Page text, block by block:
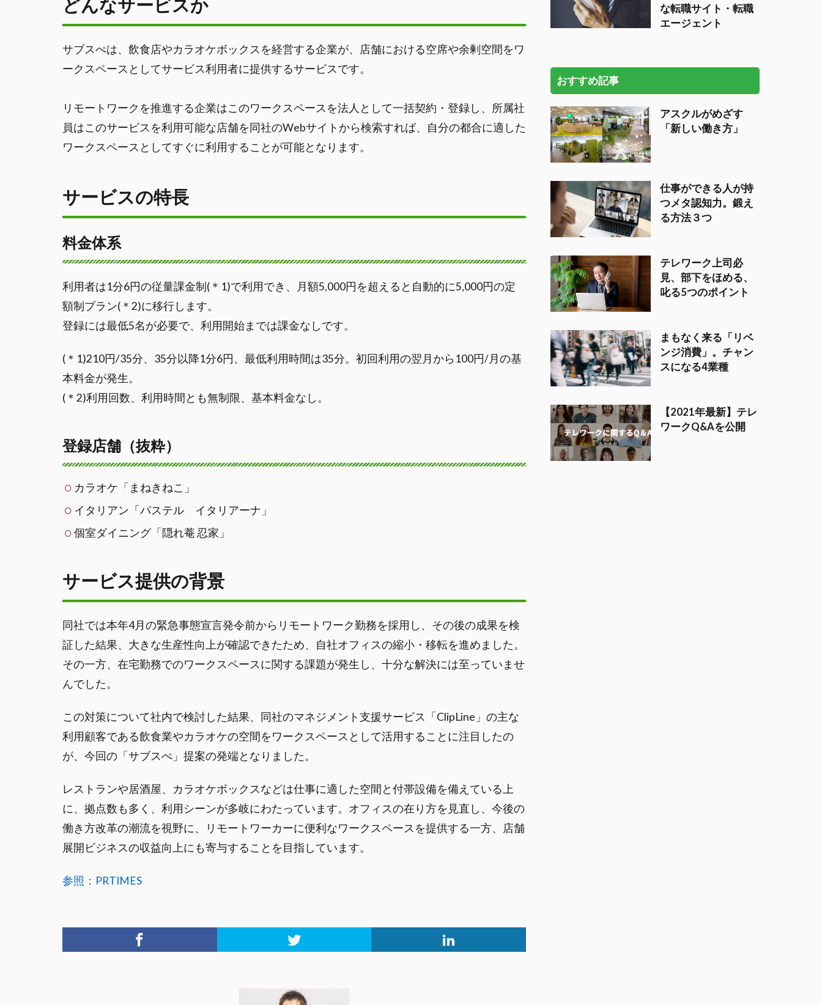
どんなサービスか
サブスぺは、飲食店やカラオケボックスを経営する企業が、店舗における空席や余剰空間をワ
ークスペースとしてサービス利用者に提供するサービスです。
リモートワークを推進する企業はこのワークスペースを法人として一括契約・登録し、所属社
員はこのサービスを利用可能な店舗を同社のWebサイトから検索すれば、自分の都合に適した
ワークスペースとしてすぐに利用することが可能となります。
サービスの特長
料金体系
利用者は1分6円の従量課金制(＊1)で利用でき、月額5,000円を超えると自動的に5,000円の定
額制プラン(＊2)に移行します。
登録には最低5名が必要で、利用開始までは課金なしです。
(＊1)210円/35分、35分以降1分6円、最低利用時間は35分。初回利用の翌月から100円/月の基
本料金が発生。
(＊2)利用回数、利用時間とも無制限、基本料金なし。
登録店舗（抜粋）
カラオケ「まねきねこ」
イタリアン「パステル イタリアーナ」
個室ダイニング「隠れ菴 忍家」
サービス提供の背景
同社では本年4月の緊急事態宣言発令前からリモートワーク勤務を採用し、その後の成果を検
証した結果、大きな生産性向上が確認できたため、自社オフィスの縮小・移転を進めました。
その一方、在宅勤務でのワークスペースに関する課題が発生し、十分な解決には至っていませ
んでした。
この対策について社内で検討した結果、同社のマネジメント支援サービス「ClipLine」の主な
利用顧客である飲食業やカラオケの空間をワークスペースとして活用することに注目したの
が、今回の「サブスぺ」提案の発端となりました。
レストランや居酒屋、カラオケボックスなどは仕事に適した空間と付帯設備を備えている上
に、拠点数も多く、利用シーンが多岐にわたっています。オフィスの在り方を見直し、今後の
働き方改革の潮流を視野に、リモートワーカーに便利なワークスペースを提供する一方、店舗
展開ビジネスの収益向上にも寄与することを目指しています。
参照：PRTIMES
な転職サイト・転職
エージェント
おすすめ記事
アスクルがめざす
「新しい働き方」
仕事ができる人が持
つメタ認知力。鍛え
る方法３つ
テレワーク上司必
見、部下をほめる、
叱る5つのポイント
まもなく来る「リベ
ンジ消費」。チャン
スになる4業種
【2021年最新】テレ
ワークQ&Aを公開